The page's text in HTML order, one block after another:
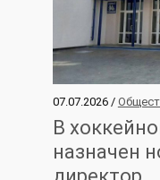
07.07.2026 /
В
назначен